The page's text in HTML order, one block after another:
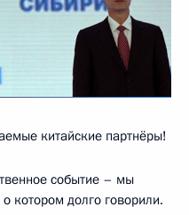
китайские партнёры!
событие – мы
котором долго говорили.